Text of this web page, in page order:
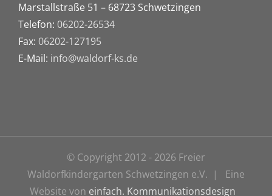
Marstallstraße 51 – 68723 Schwetzingen
Telefon: 06202-26534
Fax: 06202-127195
E-Mail: info@waldorf-ks.de
© Copyright 2012 - 2026 Freier
Waldorfkindergarten Schwetzingen e.V. | Eine
Website von einfach. Kommunikationsdesign